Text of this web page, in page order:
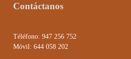
Contáctanos
Téléfono: 947 256 752
Móvil: 644 058 202